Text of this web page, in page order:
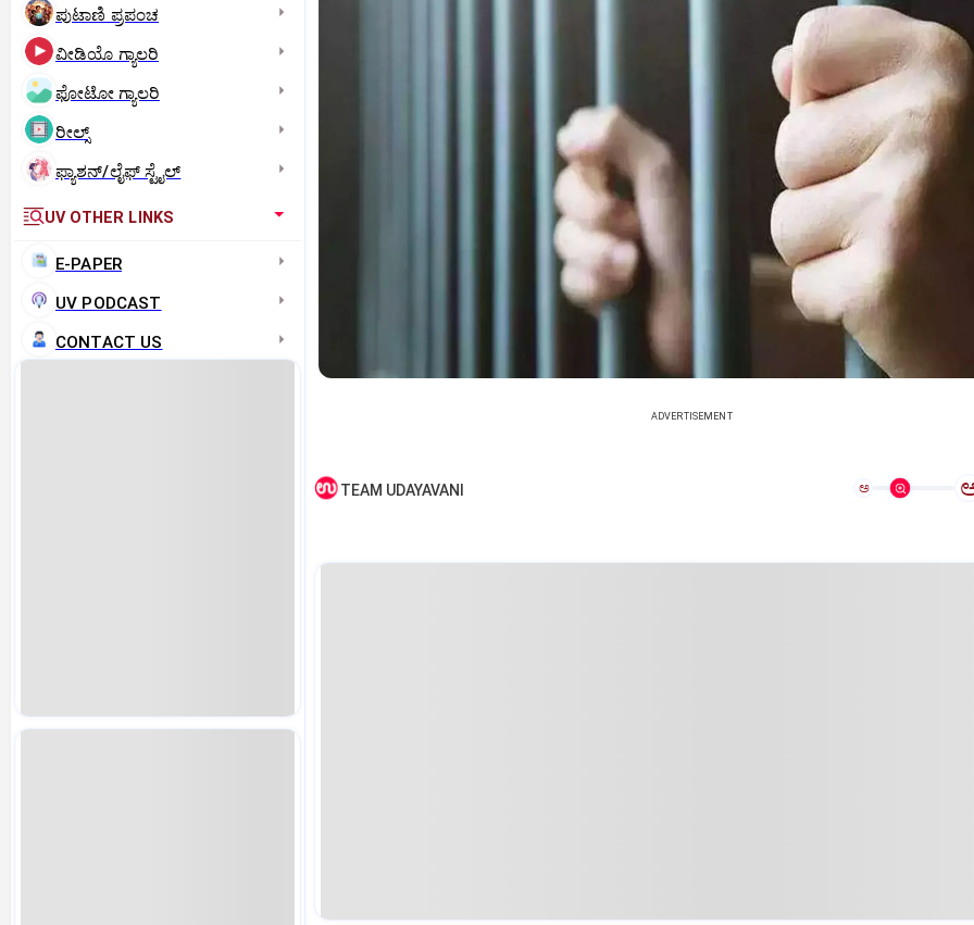
ಪುಟಾಣಿ ಪ್ರಪಂಚ
ವೀಡಿಯೊ ಗ್ಯಾಲರಿ
ಫೋಟೋ ಗ್ಯಾಲರಿ
ರೀಲ್ಸ್
ಫ್ಯಾಶನ್/ಲೈಫ್‌ ಸ್ಟೈಲ್
UV OTHER LINKS
E-PAPER
UV PODCAST
CONTACT US
ADVERTISEMENT
TEAM UDAYAVANI ಅ